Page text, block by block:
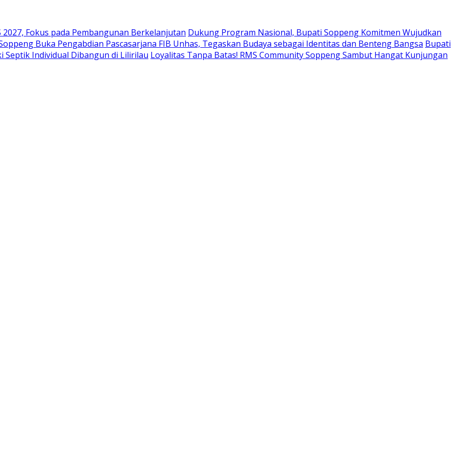
2027, Fokus pada Pembangunan Berkelanjutan Dukung Program Nasional, Bupati Soppeng Komitmen Wujudkan
Buka Pengabdian Pascasarjana FIB Unhas, Tegaskan Budaya sebagai Identitas dan Benteng Bangsa Bupati
Septik Individual Dibangun di Lilirilau Loyalitas Tanpa Batas! RMS Community Soppeng Sambut Hangat Kunjungan